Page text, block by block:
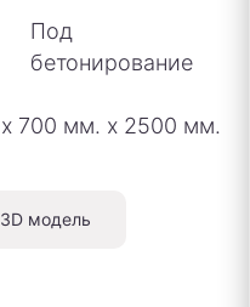
Под
бетонирование
х 700 мм. х 2500 мм.
3D модель